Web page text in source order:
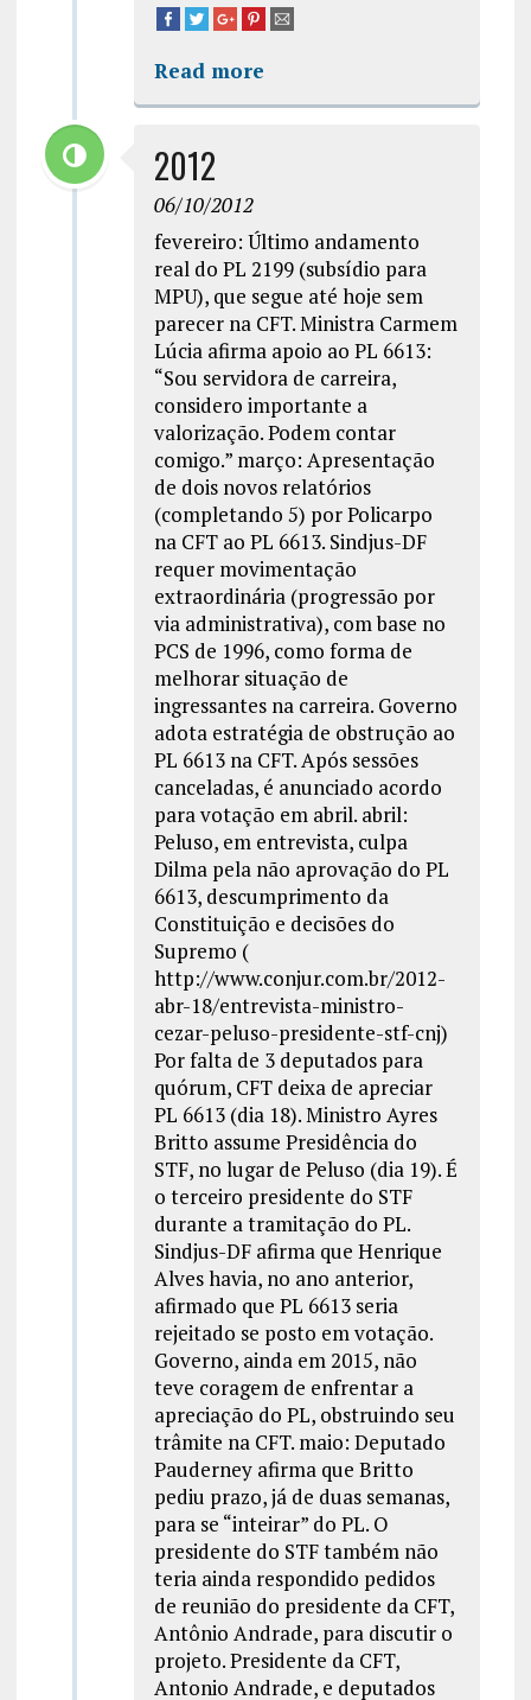
Read more
2012
06/10/2012
fevereiro: Último andamento
real do PL 2199 (subsídio para
MPU), que segue até hoje sem
parecer na CFT. Ministra Carmem
Lúcia afirma apoio ao PL 6613:
“Sou servidora de carreira,
considero importante a
valorização. Podem contar
comigo.” março: Apresentação
de dois novos relatórios
(completando 5) por Policarpo
na CFT ao PL 6613. Sindjus-DF
requer movimentação
extraordinária (progressão por
via administrativa), com base no
PCS de 1996, como forma de
melhorar situação de
ingressantes na carreira. Governo
adota estratégia de obstrução ao
PL 6613 na CFT. Após sessões
canceladas, é anunciado acordo
para votação em abril. abril:
Peluso, em entrevista, culpa
Dilma pela não aprovação do PL
6613, descumprimento da
Constituição e decisões do
Supremo (
http://www.conjur.com.br/2012-
abr-18/entrevista-ministro-
cezar-peluso-presidente-stf-cnj)
Por falta de 3 deputados para
quórum, CFT deixa de apreciar
PL 6613 (dia 18). Ministro Ayres
Britto assume Presidência do
STF, no lugar de Peluso (dia 19). É
o terceiro presidente do STF
durante a tramitação do PL.
Sindjus-DF afirma que Henrique
Alves havia, no ano anterior,
afirmado que PL 6613 seria
rejeitado se posto em votação.
Governo, ainda em 2015, não
teve coragem de enfrentar a
apreciação do PL, obstruindo seu
trâmite na CFT. maio: Deputado
Pauderney afirma que Britto
pediu prazo, já de duas semanas,
para se “inteirar” do PL. O
presidente do STF também não
teria ainda respondido pedidos
de reunião do presidente da CFT,
Antônio Andrade, para discutir o
projeto. Presidente da CFT,
Antonio Andrade, e deputados